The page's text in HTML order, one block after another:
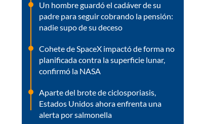
Un hombre guardó el cadáver de su
padre para seguir cobrando la pensión:
nadie supo de su deceso
Cohete de SpaceX impactó de forma no
planificada contra la superficie lunar,
confirmó la NASA
Aparte del brote de ciclosporiasis,
Estados Unidos ahora enfrenta una
alerta por salmonella